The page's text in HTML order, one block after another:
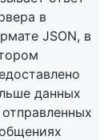
в
JSON, в
данных